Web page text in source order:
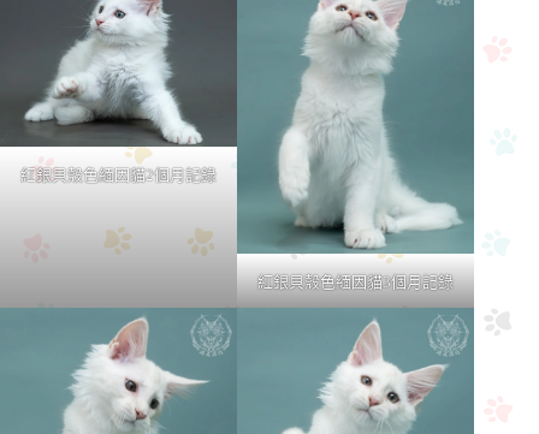
紅銀貝殼色緬因貓2個月記錄
紅銀貝殼色緬因貓3個月記錄